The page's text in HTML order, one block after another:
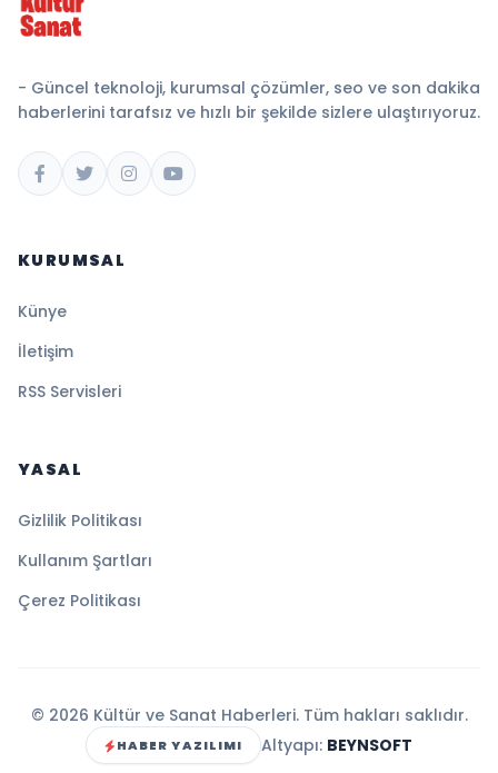
- Güncel teknoloji, kurumsal çözümler, seo ve son dakika
haberlerini tarafsız ve hızlı bir şekilde sizlere ulaştırıyoruz.
KURUMSAL
Künye
İletişim
RSS Servisleri
YASAL
Gizlilik Politikası
Kullanım Şartları
Çerez Politikası
© 2026 Kültür ve Sanat Haberleri. Tüm hakları saklıdır.
HABER YAZILIMI Altyapı: BEYNSOFT